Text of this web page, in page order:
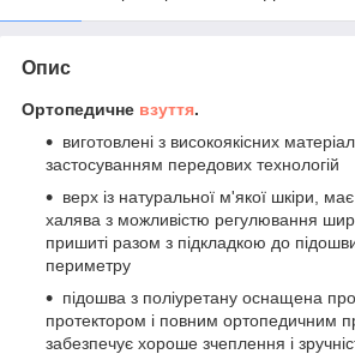
Опис
Ортопедичне взуття.
виготовлені з високоякісних
застосуванням передових технологій
верх із натуральної м'якої шкіри,
халява з можливістю регулювання
пришиті разом з підкладкою до
периметру
підошва з поліуретану оснащена
протектором і повним ортопедичним
забезпечує хороше зчеплення і